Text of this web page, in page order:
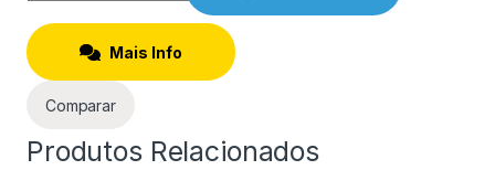
Mais Info
Comparar
Produtos Relacionados